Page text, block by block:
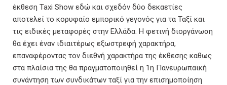
έκθεση Taxi Show εδώ και σχεδόν δύο δεκαετίες
αποτελεί το κορυφαίο εμπορικό γεγονός για τα Ταξί και
τις ειδικές μεταφορές στην Ελλάδα. Η φετινή διοργάνωση
θα έχει έναν ιδιαιτέρως εξωστρεφή χαρακτήρα,
επαναφέροντας τον διεθνή χαρακτήρα της έκθεσης καθως
στα πλαίσια της θα πραγματοποιηθεί η 1η Πανευρωπαική
συνάντηση των συνδικάτων ταξί για την επισημοποίηση